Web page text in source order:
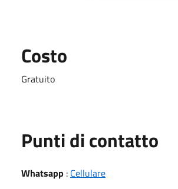
Costo
Gratuito
Punti di contatto
Whatsapp : Cellulare